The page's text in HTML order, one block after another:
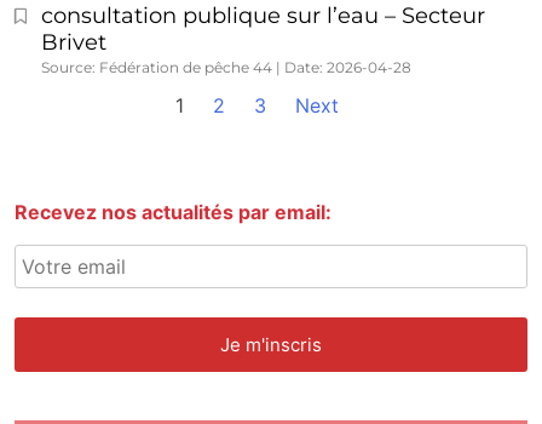
consultation publique sur l’eau – Secteur
Brivet
Source: Fédération de pêche 44 Date: 2026-04-28
1 2 3 Next
Recevez nos actualités par email: